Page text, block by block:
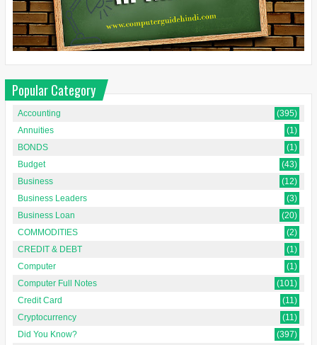
Popular Category
Accounting
(395)
Annuities
(1)
BONDS
(1)
Budget
(43)
Business
(12)
Business Leaders
(3)
Business Loan
(20)
COMMODITIES
(2)
CREDIT & DEBT
(1)
Computer
(1)
Computer Full Notes
(101)
Credit Card
(11)
Cryptocurrency
(11)
Did You Know?
(397)